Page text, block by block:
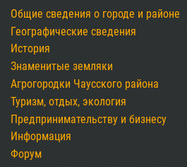
Общие сведения о городе и районе
Географические сведения
История
Знаменитые земляки
Агрогородки Чаусского района
Туризм, отдых, экология
Предпринимательству и бизнесу
Информация
Форум